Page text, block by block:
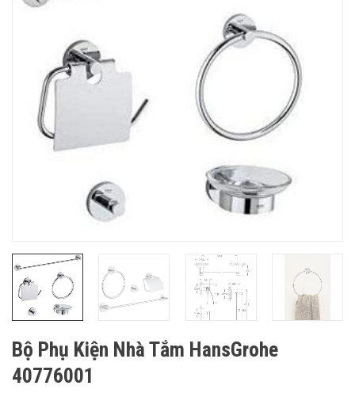
Bộ Phụ Kiện Nhà Tắm HansGrohe
40776001